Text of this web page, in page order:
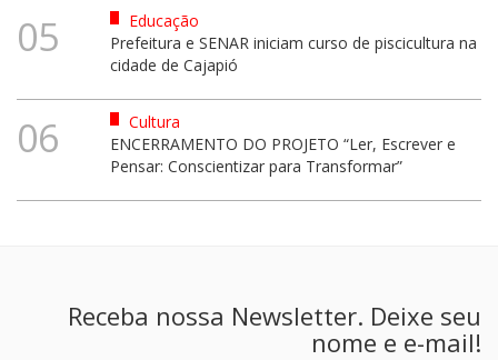
05
Educação
Prefeitura e SENAR iniciam curso de piscicultura na
cidade de Cajapió
06
Cultura
ENCERRAMENTO DO PROJETO “Ler, Escrever e
Pensar: Conscientizar para Transformar”
Receba nossa Newsletter. Deixe seu
nome e e-mail!